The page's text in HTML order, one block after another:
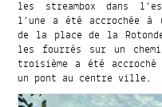
les streambox dans
l’une a été accrochée à
de la place de la
les fourrés sur un
troisième a été
un pont au centre ville.